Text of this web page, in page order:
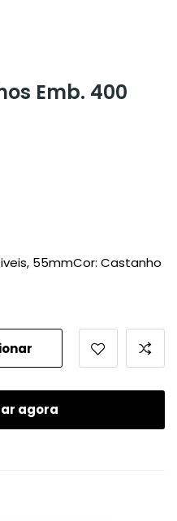
Emb. 400
55mmCor: Castanho
agora